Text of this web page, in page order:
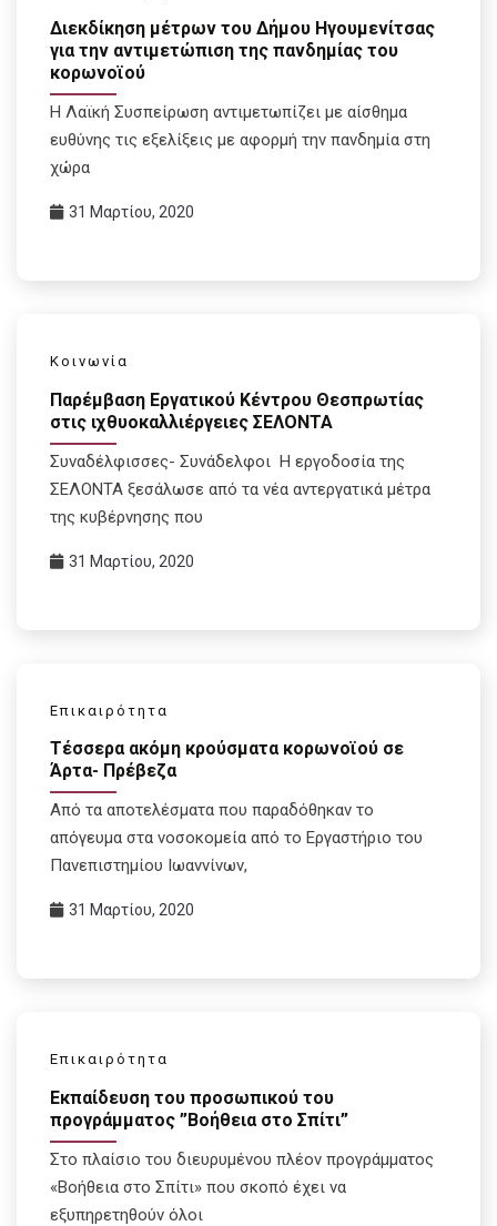
Διεκδίκηση μέτρων του Δήμου Ηγουμενίτσας
για την αντιμετώπιση της πανδημίας του
κορωνοϊού
Η Λαϊκή Συσπείρωση αντιμετωπίζει με αίσθημα
ευθύνης τις εξελίξεις με αφορμή την πανδημία στη
χώρα
31 Μαρτίου, 2020
Κοινωνία
Παρέμβαση Εργατικού Κέντρου Θεσπρωτίας
στις ιχθυοκαλλιέργειες ΣΕΛΟΝΤΑ
Συναδέλφισσες- Συνάδελφοι Η εργοδοσία της
ΣΕΛΟΝΤΑ ξεσάλωσε από τα νέα αντεργατικά μέτρα
της κυβέρνησης που
31 Μαρτίου, 2020
Επικαιρότητα
Tέσσερα ακόμη κρούσματα κορωνοϊού σε
Άρτα- Πρέβεζα
Aπό τα αποτελέσματα που παραδόθηκαν το
απόγευμα στα νοσοκομεία από το Εργαστήριο του
Πανεπιστημίου Ιωαννίνων,
31 Μαρτίου, 2020
Επικαιρότητα
Eκπαίδευση του προσωπικού του
προγράμματος ”Βοήθεια στο Σπίτι”
Στο πλαίσιο του διευρυμένου πλέον προγράμματος
«Βοήθεια στο Σπίτι» που σκοπό έχει να
εξυπηρετηθούν όλοι